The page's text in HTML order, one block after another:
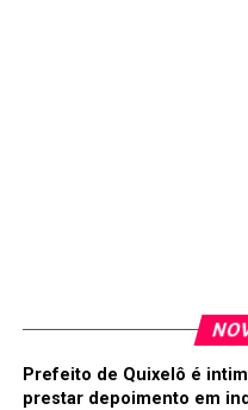
Prefeito de Quixelô é
prestar depoimento em